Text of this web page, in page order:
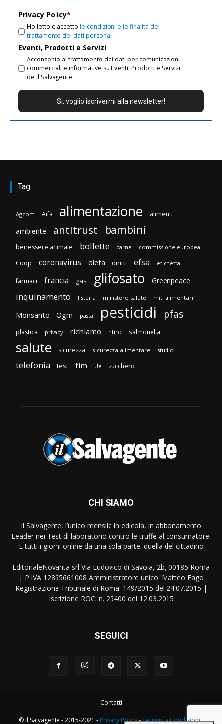
Privacy Policy*
Ho letto e accetto le condizioni e le finalità del
trattamento dei dati personali
Eventi, Prodotti e Servizi
Acconsento al trattamento dei dati per comunicazioni
commerciali e informative su Eventi, Prodotti e Servizi
de il Salvagente
Tag
Agcom Aifa alimentazione alimenti
ambiente antitrust bambini
benessere animale bollette carne commissione europea
Coop coronavirus dieta diritti efsa etichetta
farmaci francia gas glifosato Greenpeace
inquinamento listeria ministero salute miti alimentari
Monsanto Ogm pasta pesticidi pfas
plastica privacy richiamo ritiro salmonella
salute sicurezza sicurezza alimentare studio
telefonia test tim Ue zucchero
CHI SIAMO
Il Salvagente, l’unico mensile in edicola, in abbonamento
Leader nei Test di laboratorio contro le truffe al consumatore.
E tutti i giorni online da una sola parte: quella del cittadino
EditorialeNovanta srl Via Ludovico di Savoia, 2b, 00185 Roma
| P.IVA 12865661008 Amministratore unico: Matteo Fago
Registrazione Tribunale di Roma: 149/2015 del 24.07.2015 |
Iscrizione ROC: n. 25400 del 12.03.2015
SEGUICI
Contatti
© Il Salvagente - 2015-2021 - Privacy Policy-Termini e Condizioni-